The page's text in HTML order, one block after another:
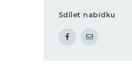
Sdílet nabídku